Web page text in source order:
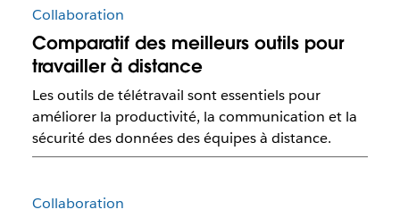
Collaboration
Comparatif des meilleurs outils pour
travailler à distance
Les outils de télétravail sont essentiels pour
améliorer la productivité, la communication et la
sécurité des données des équipes à distance.
Collaboration